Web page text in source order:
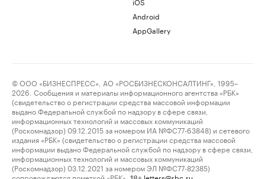
Android
AppGallery
© ООО «БИЗНЕСПРЕСС», АО «РОСБИЗНЕСКОНСАЛТИНГ», 1995–
2026. Сообщения и материалы информационного агентства «РБК»
(свидетельство о регистрации средства массовой информации
выдано Федеральной службой по надзору в сфере связи,
информационных технологий и массовых коммуникаций
(Роскомнадзор) 09.12.2015 за номером ИА №ФС77-63848) и сетевого
издания «РБК» (свидетельство о регистрации средства массовой
информации выдано Федеральной службой по надзору в сфере связи,
информационных технологий и массовых коммуникаций
(Роскомнадзор) 03.12.2021 за номером ЭЛ №ФС77-82385)